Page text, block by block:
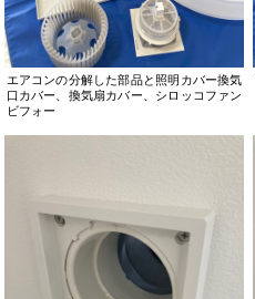
エアコンの分解した部品と照明カバー換気
口カバー、換気扇カバー、シロッコファン
ビフォー